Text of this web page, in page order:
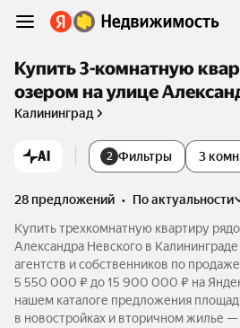
Купить 3-комнатную
озером на улице
Калининград
AI 2 Фильтры 3
28 предложений •
по актуальности
Купить трехкомнатную квартиру
Александра Невского в
агентств и собственников по
5 550 000 ₽ до 15 900 000 ₽ на
нашем каталоге предложения
в новостройках и вторичном жилье